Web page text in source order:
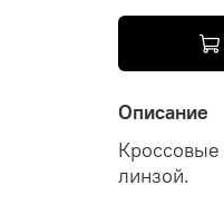
Описание
Кроссовые
линзой.